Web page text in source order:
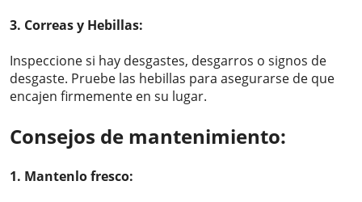
3. Correas y Hebillas:
Inspeccione si hay desgastes, desgarros o signos de
desgaste. Pruebe las hebillas para asegurarse de que
encajen firmemente en su lugar.
Consejos de mantenimiento:
1. Mantenlo fresco: